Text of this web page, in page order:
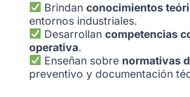
Brindanconocimientos
entornos industriales.
Desarrollancompetencias
operativa.
Enseñan sobre normativas
preventivo y documentación